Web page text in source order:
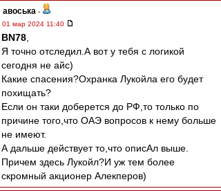
авоська -
01 мар 2024 11:40
BN78
Я точно отследил.А вот у тебя с логикой
сегодня не айс)
Какие спасения?Охранка Лукойла его будет
похищать?
Если он таки доберется до РФ,то только по
причине того,что ОАЭ вопросов к нему больше
не имеют.
А дальше действует то,что описАл выше.
Причем здесь Лукойл?И уж тем более
скромный акционер Алекперов)